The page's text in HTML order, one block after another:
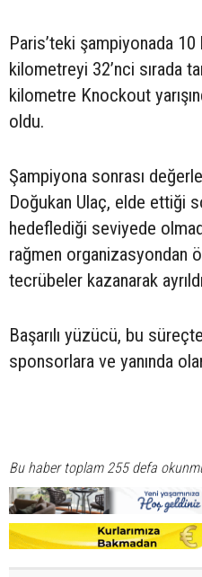
Paris’teki şampiyonada 10
kilometreyi 32’nci sırada
kilometre Knockout
oldu.
Şampiyona sonrası
Doğukan Ulaç, elde ettiği
hedeflediği seviyede
rağmen organizasyondan
tecrübeler kazanarak
Başarılı yüzücü, bu
sponsorlara ve yanında
Bu haber toplam 255 defa